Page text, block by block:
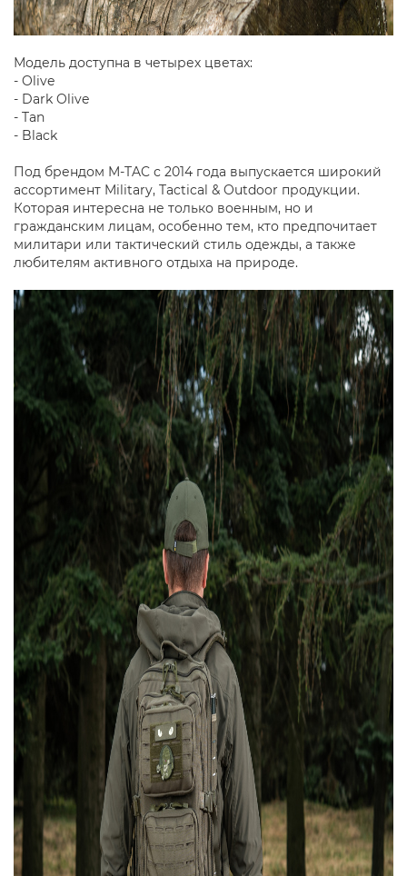
Модель доступна в четырех цветах:
- Olive
- Dark Olive
- Tan
- Black
Под брендом M-TAC с 2014 года выпускается широкий
ассортимент Military, Tactical & Outdoor продукции.
Которая интересна не только военным, но и
гражданским лицам, особенно тем, кто предпочитает
милитари или тактический стиль одежды, а также
любителям активного отдыха на природе.